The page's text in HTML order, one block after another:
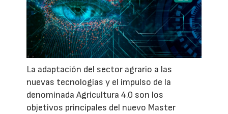
La adaptación del sector agrario a las
nuevas tecnologías y el impulso de la
denominada Agricultura 4.0 son los
objetivos principales del nuevo Master